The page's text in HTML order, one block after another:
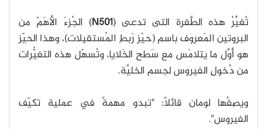
تُغيِّرُ هذه الطَّفرة التى تدعى (N501) الجُزءَ الأهَمّ من
البروتين المَعروف باسم (حيّز رَبطِ المُستقبِلات)، وهذا الحيّز
هو أوَّل ما يتلامَس مع سَطح الخَلايا، وتُسهّل هذه التغيُّرات
من دُخولِ الفيروس لجسم الخليَّة.
ويصِفُها لومان قائلًا: "تبدو مهمةً في عملية تكيّف
الفيروس".